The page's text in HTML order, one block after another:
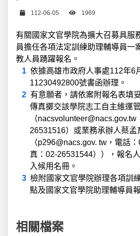
日期
112-06-05 瀏覽次數
1969
有關國家文官學院為擴大召募具服
員擔任各項法定訓練助理輔導員一
教人員踴躍報名。
依據高雄市政府人事處112年6
11230492800號書函辦理。
有意願者，請依案附報名表填
傳真擲交該學院志工自主維運
（
26531516）或業務承辦人蔡孟
（p296@nacs.gov. tw，電話
真：02-26531544）），報名
入候用名冊。
檢附國家文官學院辦理各項訓
點及國家文官學院助理輔導員
相關檔案